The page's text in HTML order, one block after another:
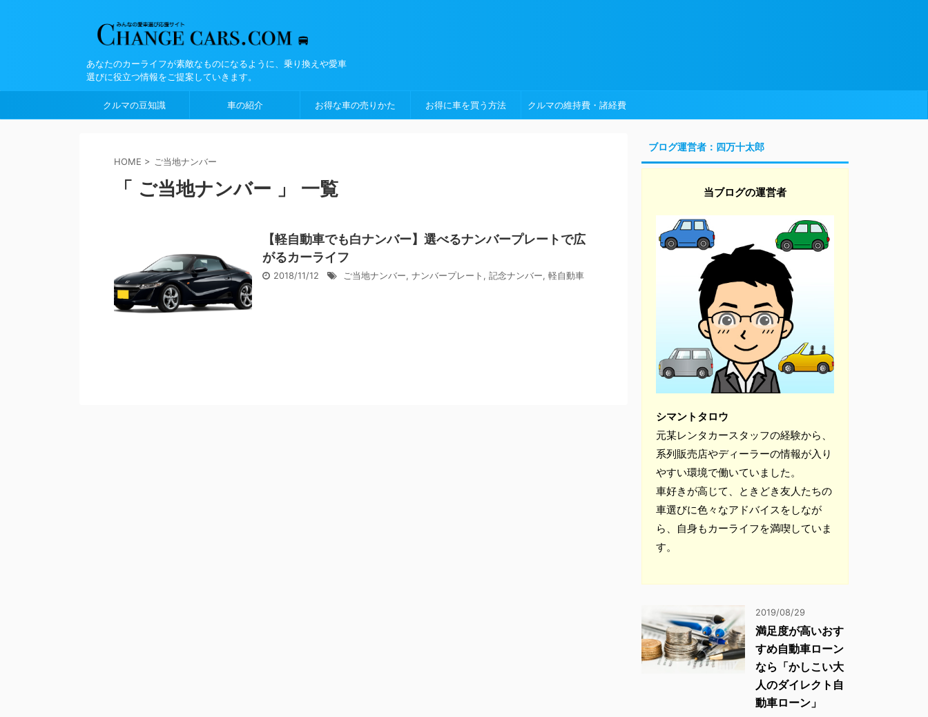
あなたのカーライフが素敵なものになるように、乗り換えや愛車
選びに役立つ情報をご提案していきます。
クルマの豆知識 車の紹介 お得な車の売りかた お得に車を買う方法 クルマの維持費・諸経費
HOME > ご当地ナンバー
「 ご当地ナンバー 」 一覧
【軽自動車でも白ナンバー】選べるナンバープレートで広
がるカーライフ
2018/11/12 ご当地ナンバー, ナンバープレート , 記念ナンバー, 軽自動車
ブログ運営者：四万十太郎
当ブログの運営者
シマントタロウ
元某レンタカースタッフの経験から、
系列販売店やディーラーの情報が入り
やすい環境で働いていました。
車好きが高じて、ときどき友人たちの
車選びに色々なアドバイスをしなが
ら、自身もカーライフを満喫していま
す。
2019/08/29
満足度が高いおす
すめ自動車ローン
なら「かしこい大
人のダイレクト自
動車ローン」